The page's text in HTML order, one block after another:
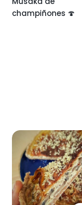
champiñones 🍄